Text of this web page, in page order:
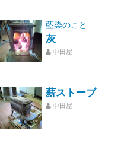
藍染のこと
灰
中田屋
薪ストーブ
中田屋